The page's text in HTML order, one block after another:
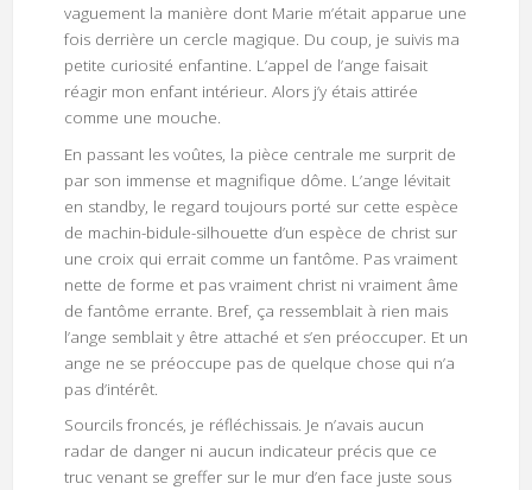
vaguement la manière dont Marie m’était apparue une
fois derrière un cercle magique. Du coup, je suivis ma
petite curiosité enfantine. L’appel de l’ange faisait
réagir mon enfant intérieur. Alors j’y étais attirée
comme une mouche.
En passant les voûtes, la pièce centrale me surprit de
par son immense et magnifique dôme. L’ange lévitait
en standby, le regard toujours porté sur cette espèce
de machin-bidule-silhouette d’un espèce de christ sur
une croix qui errait comme un fantôme. Pas vraiment
nette de forme et pas vraiment christ ni vraiment âme
de fantôme errante. Bref, ça ressemblait à rien mais
l’ange semblait y être attaché et s’en préoccuper. Et un
ange ne se préoccupe pas de quelque chose qui n’a
pas d’intérêt.
Sourcils froncés, je réfléchissais. Je n’avais aucun
radar de danger ni aucun indicateur précis que ce
truc venant se greffer sur le mur d’en face juste sous